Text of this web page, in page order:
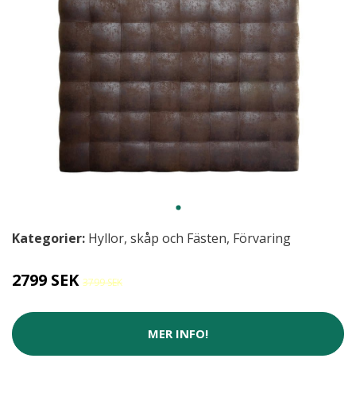
Kategorier: Hyllor, skåp och Fästen, Förvaring
2799 SEK 3799 SEK
MER INFO!